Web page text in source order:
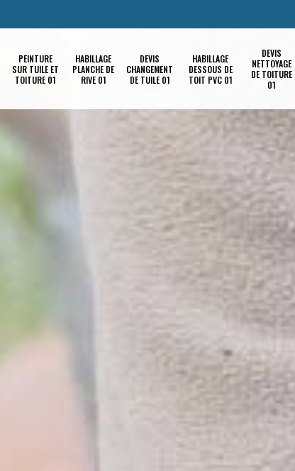
PEINTURE
SUR TUILE ET
TOITURE 01
HABILLAGE
PLANCHE DE
RIVE 01
DEVIS
CHANGEMENT
DE TUILE 01
HABILLAGE
DESSOUS DE
TOIT PVC 01
DEVIS
NETTOYAGE
DE TOITURE
01